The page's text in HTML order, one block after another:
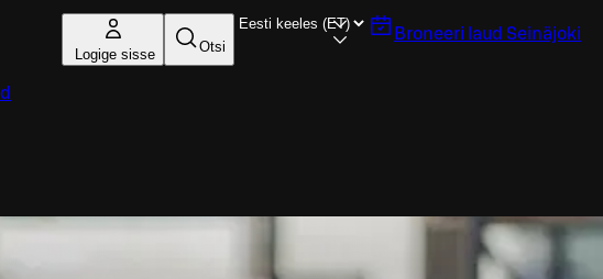
Logige sisse Otsi
Broneeri laud Seinäjoki